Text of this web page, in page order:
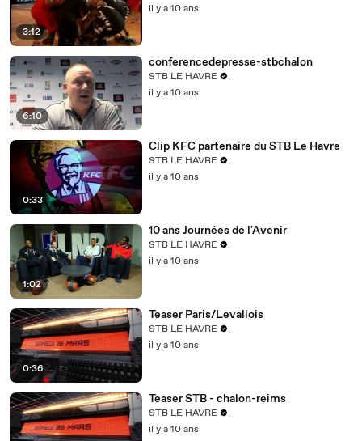
3:12
il y a 10 ans
6:10
conferencedepresse-stbchalon
STB LE HAVRE
il y a 10 ans
0:33
Clip KFC partenaire du STB Le Havre
STB LE HAVRE
il y a 10 ans
1:02
10 ans Journées de l'Avenir
STB LE HAVRE
il y a 10 ans
0:36
Teaser Paris/Levallois
STB LE HAVRE
il y a 10 ans
Teaser STB - chalon-reims
STB LE HAVRE
il y a 10 ans